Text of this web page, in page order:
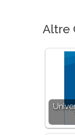
Altre